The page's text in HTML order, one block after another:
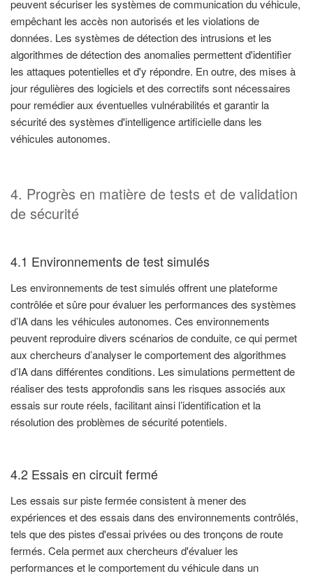
peuvent sécuriser les systèmes de communication du véhicule,
empêchant les accès non autorisés et les violations de
données. Les systèmes de détection des intrusions et les
algorithmes de détection des anomalies permettent d'identifier
les attaques potentielles et d'y répondre. En outre, des mises à
jour régulières des logiciels et des correctifs sont nécessaires
pour remédier aux éventuelles vulnérabilités et garantir la
sécurité des systèmes d'intelligence artificielle dans les
véhicules autonomes.
4. Progrès en matière de tests et de validation
de sécurité
4.1 Environnements de test simulés
Les environnements de test simulés offrent une plateforme
contrôlée et sûre pour évaluer les performances des systèmes
d’IA dans les véhicules autonomes. Ces environnements
peuvent reproduire divers scénarios de conduite, ce qui permet
aux chercheurs d’analyser le comportement des algorithmes
d’IA dans différentes conditions. Les simulations permettent de
réaliser des tests approfondis sans les risques associés aux
essais sur route réels, facilitant ainsi l’identification et la
résolution des problèmes de sécurité potentiels.
4.2 Essais en circuit fermé
Les essais sur piste fermée consistent à mener des
expériences et des essais dans des environnements contrôlés,
tels que des pistes d'essai privées ou des tronçons de route
fermés. Cela permet aux chercheurs d'évaluer les
performances et le comportement du véhicule dans un